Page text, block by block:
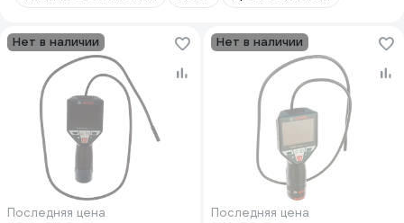
Нет в наличии
Последняя цена
Нет в наличии
Последняя цена